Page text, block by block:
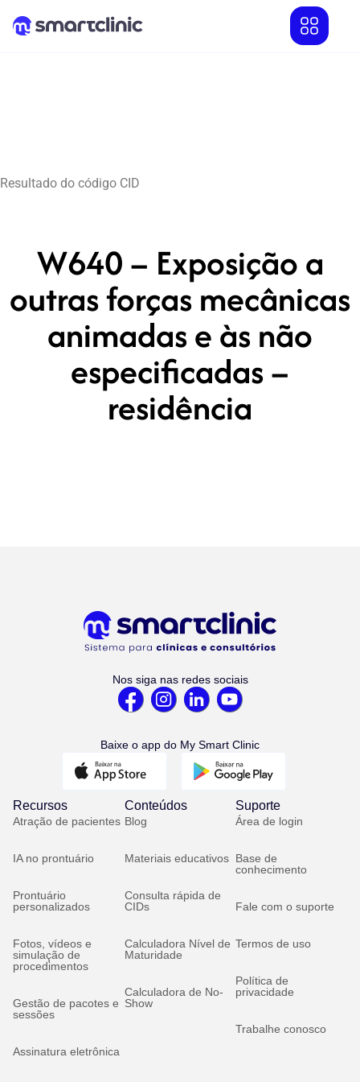
Resultado do código CID
W640 – Exposição a
outras forças mecânicas
animadas e às não
especificadas –
residência
Nos siga nas redes sociais
Baixe o app do My Smart Clinic
Recursos
Atração de pacientes
IA no prontuário
Prontuário
personalizados
Fotos, vídeos e
simulação de
procedimentos
Gestão de pacotes e
sessões
Assinatura eletrônica
Conteúdos
Blog
Materiais educativos
Consulta rápida de
CIDs
Calculadora Nível de
Maturidade
Calculadora de No-
Show
Suporte
Área de login
Base de
conhecimento
Fale com o suporte
Termos de uso
Política de
privacidade
Trabalhe conosco